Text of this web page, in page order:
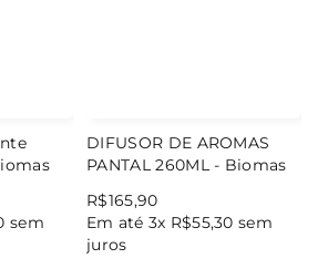
sem
DIFUSOR DE AROMAS
PANTAL 260ML - Biomas
R$165,90
Em até 3x R$55,30 sem
juros